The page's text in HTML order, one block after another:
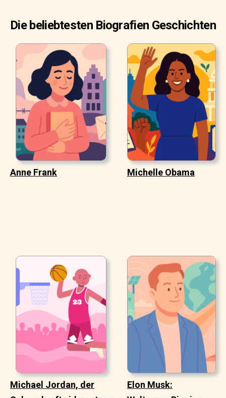
Die beliebtesten Biografien Geschichten
Anne Frank Michelle Obama
Michael Jordan, der
Elon Musk: